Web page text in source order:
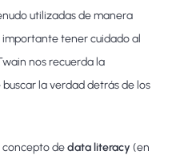
utilizadas de manera
tener cuidado al
nos recuerda la
la verdad detrás de los
concepto dedata literacy (en